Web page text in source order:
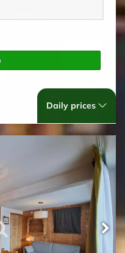
Daily prices